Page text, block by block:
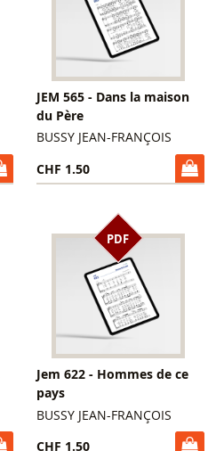
JEM 565 - Dans la maison
du Père
BUSSY JEAN-FRANÇOIS
CHF 1.50
PDF
Jem 622 - Hommes de ce
pays
BUSSY JEAN-FRANÇOIS
CHF 1.50